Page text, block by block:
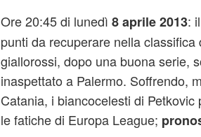
Ore 20:45 di lunedì 8 aprile 2013: il
punti da recuperare nella classifica
giallorossi, dopo una buona serie,
inaspettato a Palermo. Soffrendo,
Catania, i biancocelesti di
le fatiche di Europa League;